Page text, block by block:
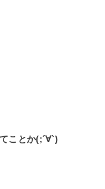
ことか(;´∀`)